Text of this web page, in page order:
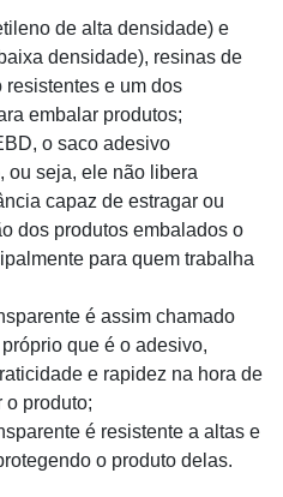
de alta densidade) e
densidade), resinas de
e um dos
embalar produtos;
o saco adesivo
ou seja, ele não libera
capaz de estragar ou
dos produtos embalados o
para quem trabalha
é assim chamado
que é o adesivo,
e rapidez na hora de
o produto;
é resistente a altas e
o produto delas.